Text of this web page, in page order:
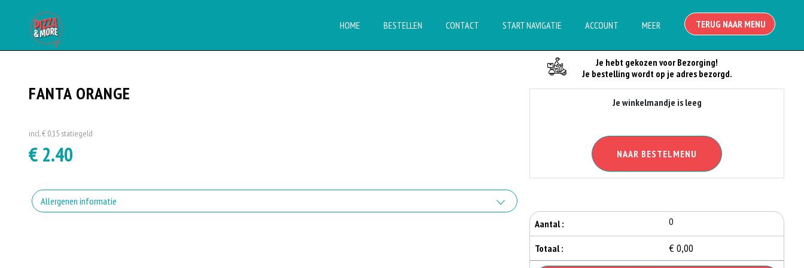
HOME BESTELLEN CONTACT START NAVIGATIE ACCOUNT MEER TERUG NAAR MENU
FANTA ORANGE
incl. € 0,15 statiegeld
€ 2.40
Allergenen informatie
Je hebt gekozen voor Bezorging!
Je bestelling wordt op je adres bezorgd.
Je winkelmandje is leeg
NAAR BESTELMENU
Aantal : 0
Totaal : € 0,00
Je Bestelling